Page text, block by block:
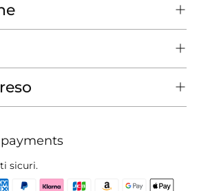
payments
sicuri.